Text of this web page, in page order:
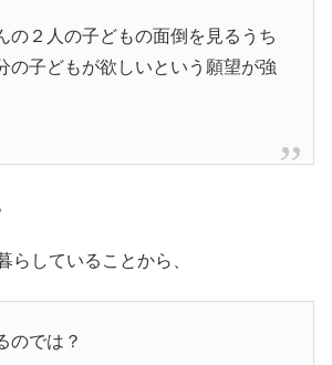
の２人の子どもの面倒を見るうち
の子どもが欲しいという願望が強
らしていることから、
のでは？